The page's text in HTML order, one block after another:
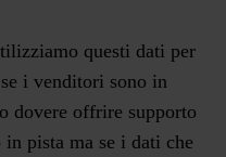
questi dati per
i venditori sono in
dovere offrire supporto
pista ma se i dati che